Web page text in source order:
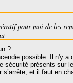
pour moi de les
?
possible. Il n'y a
sécurité présents sur
et il faut en